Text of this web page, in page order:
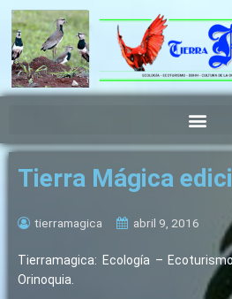
contenido
Tierra Mágica
tierramagica abril 9, 2016
Tierramagica: Ecología –
Orinoquia.